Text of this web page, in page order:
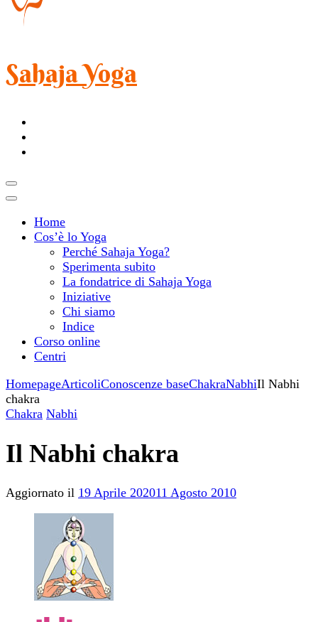
Sahaja Yoga
Home
Cos’è lo Yoga
Perché Sahaja Yoga?
Sperimenta subito
La fondatrice di Sahaja Yoga
Iniziative
Chi siamo
Indice
Corso online
Centri
HomepageArticoliConoscenze baseChakraNabhiIl Nabhi
chakra
Chakra Nabhi
Il Nabhi chakra
Aggiornato il 19 Aprile 202011 Agosto 2010